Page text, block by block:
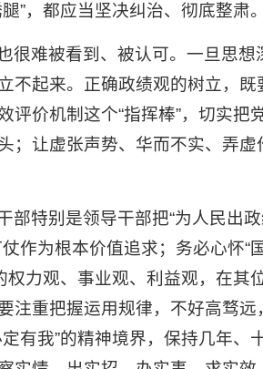
”，都应当坚决纠治、彻底整肃。
很难被看到、被认可。一旦思想
不起来。正确政绩观的树立，既
价机制这个“指挥棒”，切实把
；让虚张声势、华而不实、弄虚
特别是领导干部把“为人民出
作为根本价值追求；务必心怀“
力观、事业观、利益观，在其
注重把握运用规律，不好高骛远
有我”的精神境界，保持几年、